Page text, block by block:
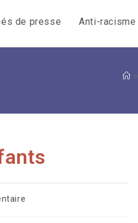
de presse Anti-racisme
>